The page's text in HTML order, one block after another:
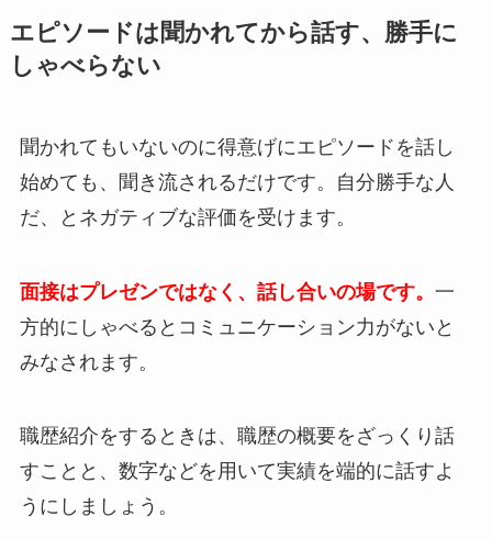
エピソードは聞かれてから話す、勝手に
しゃべらない
聞かれてもいないのに得意げにエピソードを話し
始めても、聞き流されるだけです。自分勝手な人
だ、とネガティブな評価を受けます。
面接はプレゼンではなく、話し合いの場です。 一
方的にしゃべるとコミュニケーション力がないと
みなされます。
職歴紹介をするときは、職歴の概要をざっくり話
すことと、数字などを用いて実績を端的に話すよ
うにしましょう。